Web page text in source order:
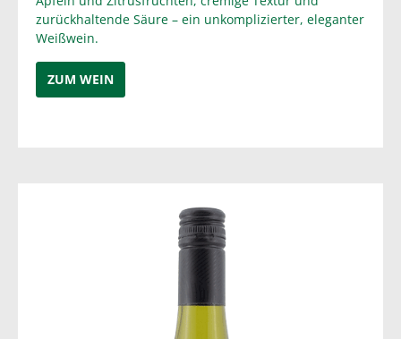
zurückhaltende Säure – ein unkomplizierter, eleganter
Weißwein.
ZUM WEIN